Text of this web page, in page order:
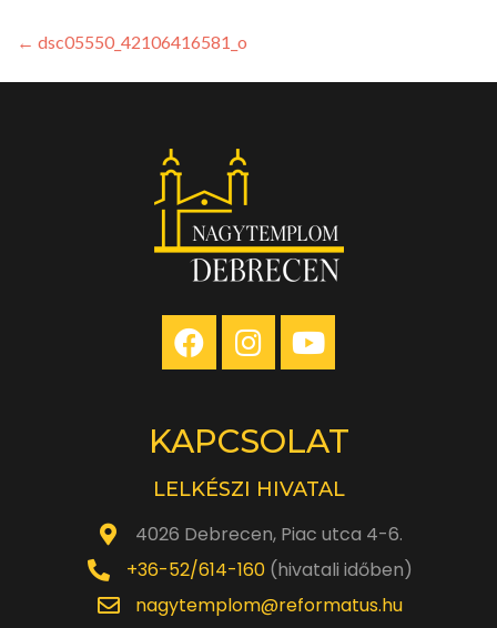
← dsc05550_42106416581_o
KAPCSOLAT
LELKÉSZI HIVATAL
4026 Debrecen, Piac utca 4-6.
+36-52/614-160(hivatali időben)
nagytemplom@reformatus.hu